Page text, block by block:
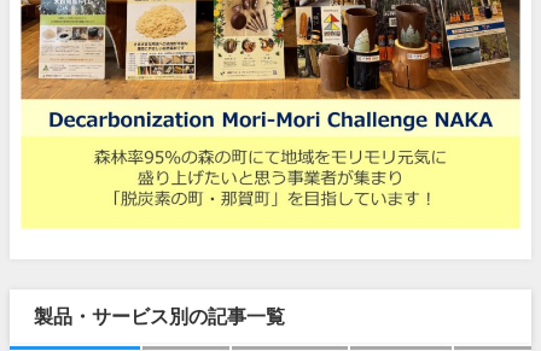
製品・サービス別の記事一覧